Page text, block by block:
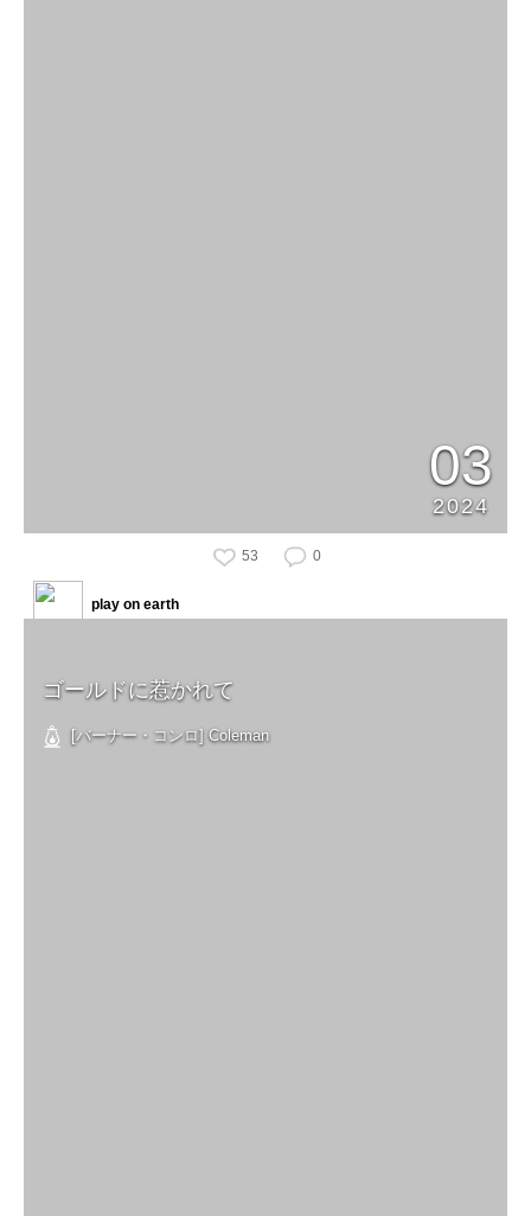
03
2024
53 0
ゴールドに惹かれて
[バーナー・コンロ] Coleman
play on earth